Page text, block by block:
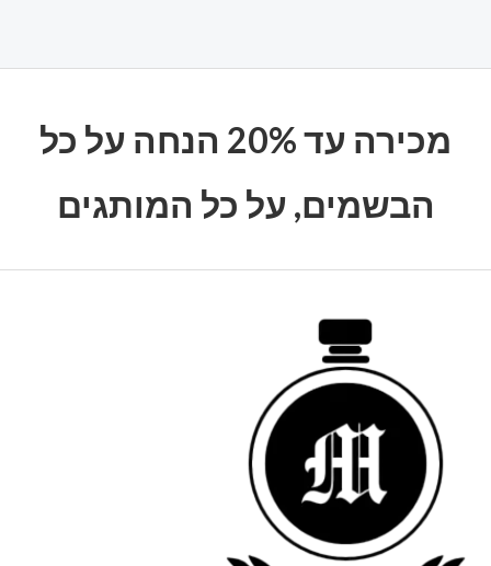
מכירה עד 20% הנחה על כל
הבשמים, על כל המותגים